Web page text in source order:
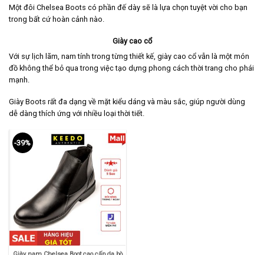
Một đôi Chelsea Boots có phần đế dày sẽ là lựa chọn tuyệt vời cho bạn
trong bất cứ hoàn cảnh nào.
Giày cao cổ
Với sự lịch lãm, nam tính trong từng thiết kế, giày cao cổ vẫn là một món
đồ không thể bỏ qua trong việc tạo dựng phong cách thời trang cho phái
mạnh.
Giày Boots rất đa dạng về mặt kiểu dáng và màu sắc, giúp người dùng
dễ dàng thích ứng với nhiều loại thời tiết.
-39%